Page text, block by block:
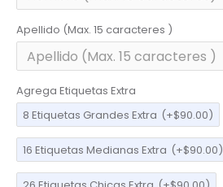
Apellido (Max. 15 caracteres )
Agrega Etiquetas Extra
8 Etiquetas Grandes Extra (+$90.00)
16 Etiquetas Medianas Extra (+$90.00)